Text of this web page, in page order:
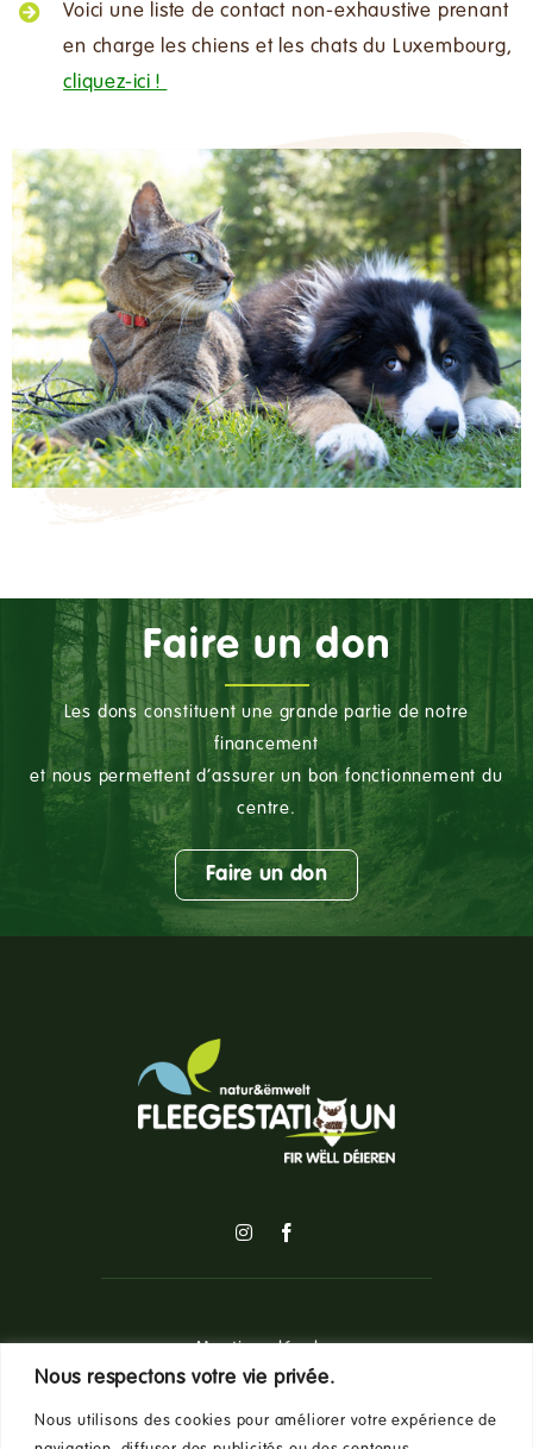
Nous respectons votre vie privée.
Nous utilisons des cookies pour améliorer votre expérience de
Voici une liste de contact non-exhaustive prenant
en charge les chiens et les chats du Luxembourg,
cliquez-ici !
Faire un don
Les dons constituent une grande partie de notre
financement
et nous permettent d’assurer un bon fonctionnement du
centre.
Faire un don
Mentions légales
Politique de confidentialité